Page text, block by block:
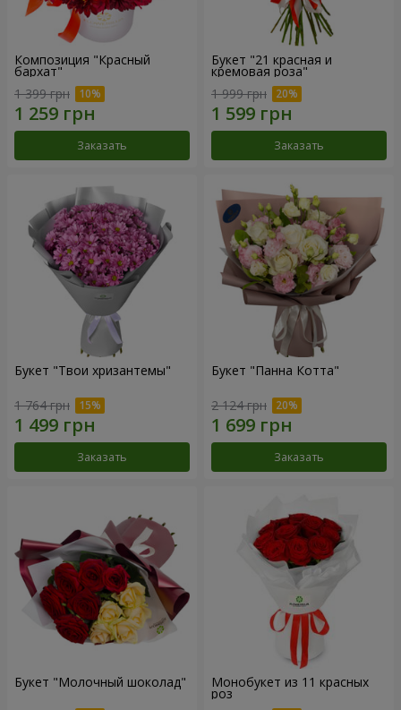
Композиция "Красный
бархат"
1 399 грн
Заказать
Букет "21 красная и
кремовая роза"
1 999 грн
Заказать
Букет "Твои хризантемы"
1 764 грн
Заказать
Букет "Панна Котта"
2 124 грн
Заказать
Букет "Молочный шоколад" Монобукет из 11 красных
роз